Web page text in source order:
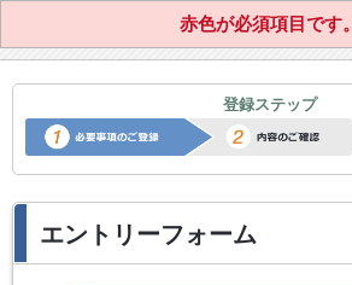
正社員転職サポートエントリー
登録ステップ
エントリーフォーム
赤色が必須項目です。